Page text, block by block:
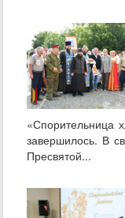
«Спорительница
завершилось. В
Пресвятой...